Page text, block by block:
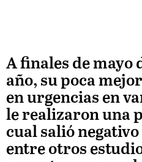
A finales de mayo
año, su poca
en urgencias en
le realizaron una
cual salió negativo
entre otros